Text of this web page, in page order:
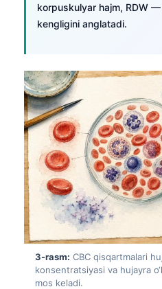
korpuskulyar hajm, RDW
kengligini anglatadi.
3-rasm: CBC qisqartmalari
konsentratsiyasi va hujayra
mos keladi.